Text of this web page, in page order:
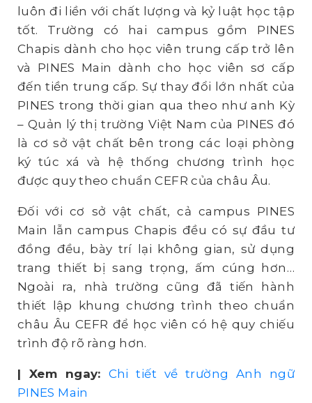
luôn đi liền với chất lượng và kỷ luật học tập
tốt. Trường có hai campus gồm PINES
Chapis dành cho học viên trung cấp trở lên
và PINES Main dành cho học viên sơ cấp
đến tiền trung cấp. Sự thay đổi lớn nhất của
PINES trong thời gian qua theo như anh Kỳ
– Quản lý thị trường Việt Nam của PINES đó
là cơ sở vật chất bên trong các loại phòng
ký túc xá và hệ thống chương trình học
được quy theo chuẩn CEFR của châu Âu.
Đối với cơ sở vật chất, cả campus PINES
Main lẫn campus Chapis đều có sự đầu tư
đồng đều, bày trí lại không gian, sử dụng
trang thiết bị sang trọng, ấm cúng hơn…
Ngoài ra, nhà trường cũng đã tiến hành
thiết lập khung chương trình theo chuẩn
châu Âu CEFR để học viên có hệ quy chiếu
trình độ rõ ràng hơn.
| Xem ngay: Chi tiết về trường Anh ngữ
PINES Main